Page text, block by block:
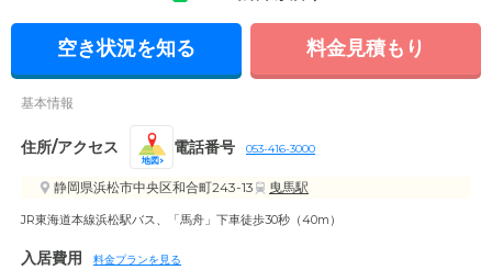
空き状況を知る 料金見積もり
基本情報
住所/アクセス
地図
電話番号 053-416-3000
静岡県浜松市中央区和合町243-13 曳馬駅
JR東海道本線浜松駅バス、「馬舟」下車徒歩30秒（40m）
入居費用 料金プランを見る